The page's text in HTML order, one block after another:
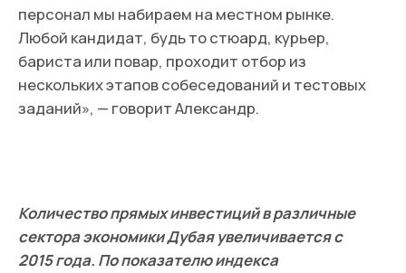
Аудитория Plumpy — люди всех возрастов,
которым нравится вкусная и понятная еда из
качественных ингредиентов. По мнению
людях. Открытость помогает даже в критических
моментах видеть не проблему, а возможность
для развития. Ну а с потерей денег приходит
опыт — это тоже ценно».